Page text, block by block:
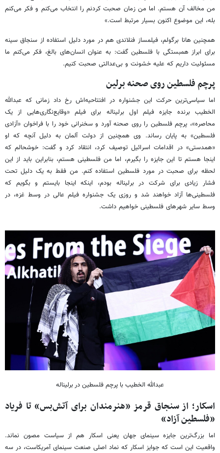
من مخالف آن هستم. اما من زمان صحبت کردنم را انتخاب می‌کنم و فکر می‌کنم
بله، این موضوع اکنون بسیار مرتبط است.»
همچنین هانا برگولم، فیلمساز فنلاندی هم در مورد دلیل استفاده از سنجاق سینه
برای ابراز همبستگی با فلسطین گفت: به عنوان انسان‌های بالغ، فکر می‌کنم ما
مسئولیت داریم که علیه خشونت و بی‌عدالتی صحبت کنیم.
پرچم فلسطین روی صحنه برلین
اما سیاسی‌ترین حرکت این جشنواره در افتتاحیه‌اش رخ داد زمانی که عبدالله
الخطیب برنده جایزه فیلم اول برلیناله برای فیلم «وقایع‌نگاری‌هایی از یک
محاصره»، پرچم فلسطین را روی صحنه آورد و سخنرانی خود را با فراخوان «آزادی
فلسطین» به پایان رساند. وی همچنین از دولت آلمان به دلیل آنچه که او
«همدستی» در اقدامات اسرائیل توصیف کرد، انتقاد کرد و گفت: خوشحالم که
اینجا هستم تا این جایزه را بگیرم، اما من فلسطینی هستم، بنابراین باید از این
لحظه برای صحبت در مورد فلسطین استفاده کنم. من فقط به یک دلیل تحت
فشار زیادی برای شرکت در برلیناله بودم، اینکه اینجا بایستم و بگویم که
فلسطینی‌ها آزاد خواهند شد و روزی یک جشنواره فیلم عالی در وسط غزه، در
وسط سایر شهرهای فلسطینی خواهیم داشت.
عبدالله الخطیب با پرچم فلسطین در برلیناله
اسکار؛ از سنجاق قرمز «هنرمندان برای آتش‌بس» تا فریاد
«فلسطین آزاد»
اما بزرگ‌ترین جایزه سینمای جهان یعنی اسکار هم از سیاست مصون نماند.
واقعیت این است که جوایز اسکار که نماد اصلی صنعت سینمای آمریکاست، در سه